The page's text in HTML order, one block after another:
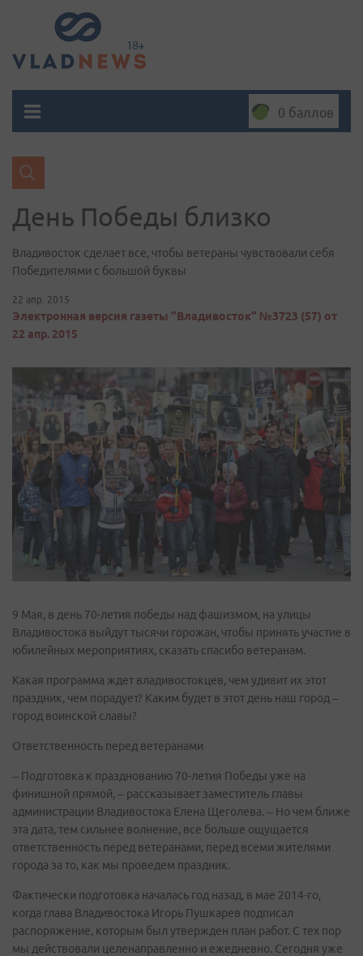
0 баллов
День Победы близко
Владивосток сделает все, чтобы ветераны чувствовали себя
Победителями с большой буквы
22 апр. 2015
Электронная версия газеты "Владивосток" №3723 (57) от
22 апр. 2015
9 Мая, в день 70-летия победы над фашизмом, на улицы
Владивостока выйдут тысячи горожан, чтобы принять участие в
юбилейных мероприятиях, сказать спасибо ветеранам.
Какая программа ждет владивостокцев, чем удивит их этот
праздник, чем порадует? Каким будет в этот день наш город –
город воинской славы?
Ответственность перед ветеранами
– Подготовка к празднованию 70-летия Победы уже на
финишной прямой, – рассказывает заместитель главы
администрации Владивостока Елена Щеголева. – Но чем ближе
эта дата, тем сильнее волнение, все больше ощущается
ответственность перед ветеранами, перед всеми жителями
города за то, как мы проведем праздник.
Фактически подготовка началась год назад, в мае 2014-го,
когда глава Владивостока Игорь Пушкарев подписал
распоряжение, которым был утвержден план работ. С тех пор
мы действовали целенаправленно и ежедневно. Сегодня уже